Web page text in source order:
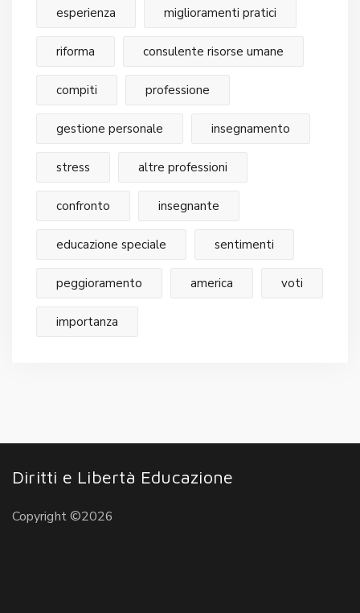
esperienza miglioramenti pratici
riforma consulente risorse umane
compiti professione
gestione personale insegnamento
stress altre professioni
confronto insegnante
educazione speciale sentimenti
peggioramento america voti
importanza
Diritti e Libertà Educazione
Copyright ©2026